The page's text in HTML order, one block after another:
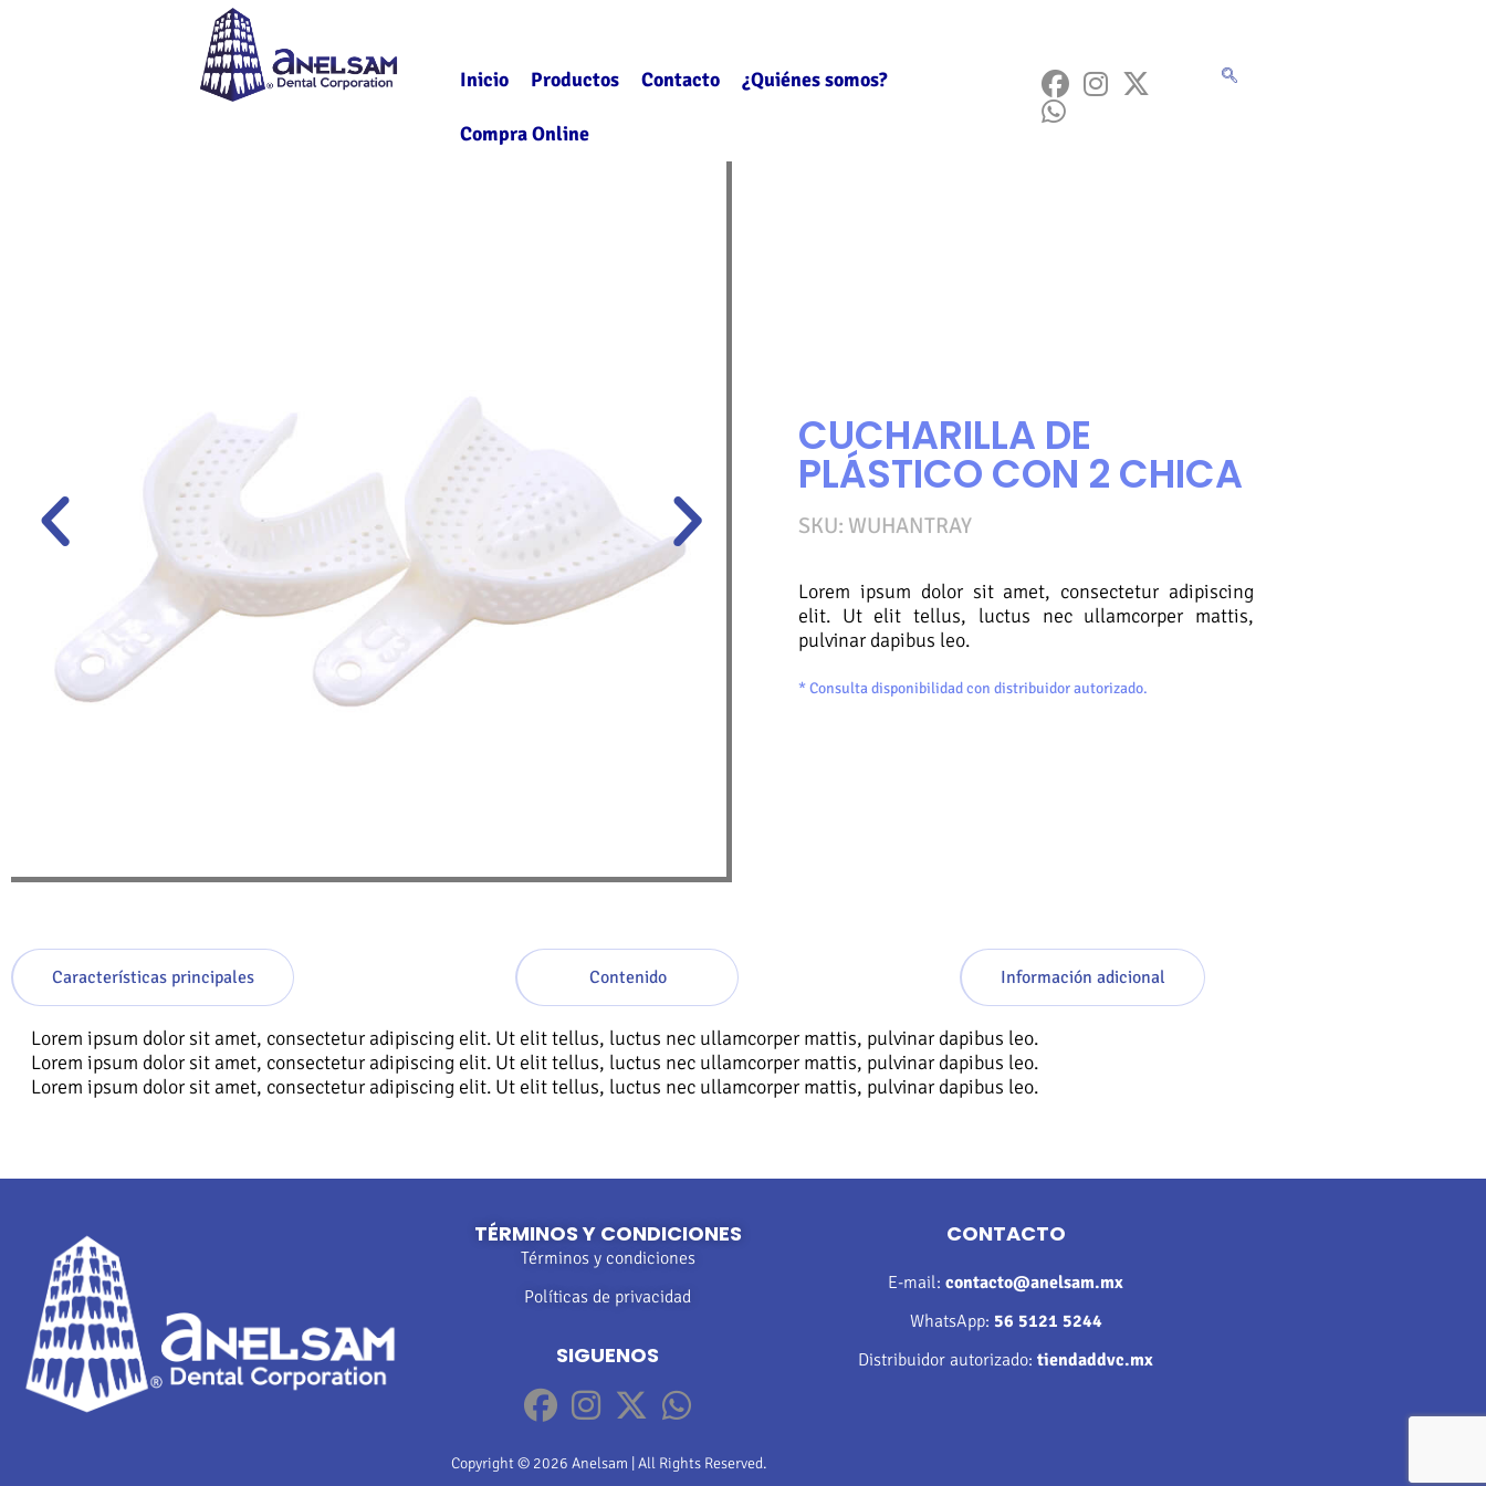
Inicio Productos Contacto ¿Quiénes somos?
Compra Online
CUCHARILLA DE
PLÁSTICO CON 2 CHICA
SKU: WUHANTRAY
Lorem ipsum dolor sit amet, consectetur adipiscing
elit. Ut elit tellus, luctus nec ullamcorper mattis,
pulvinar dapibus leo.
* Consulta disponibilidad con distribuidor autorizado.
Características principales Contenido Información adicional
Lorem ipsum dolor sit amet, consectetur adipiscing elit. Ut elit tellus, luctus nec ullamcorper mattis, pulvinar dapibus leo.
Lorem ipsum dolor sit amet, consectetur adipiscing elit. Ut elit tellus, luctus nec ullamcorper mattis, pulvinar dapibus leo.
Lorem ipsum dolor sit amet, consectetur adipiscing elit. Ut elit tellus, luctus nec ullamcorper mattis, pulvinar dapibus leo.
TÉRMINOS Y CONDICIONES
Términos y condiciones
Políticas de privacidad
SIGUENOS
CONTACTO
E-mail:contacto@anelsam.mx
WhatsApp: 56 5121 5244
Distribuidor autorizado:tiendaddvc.mx
Copyright © 2026 Anelsam | All Rights Reserved.